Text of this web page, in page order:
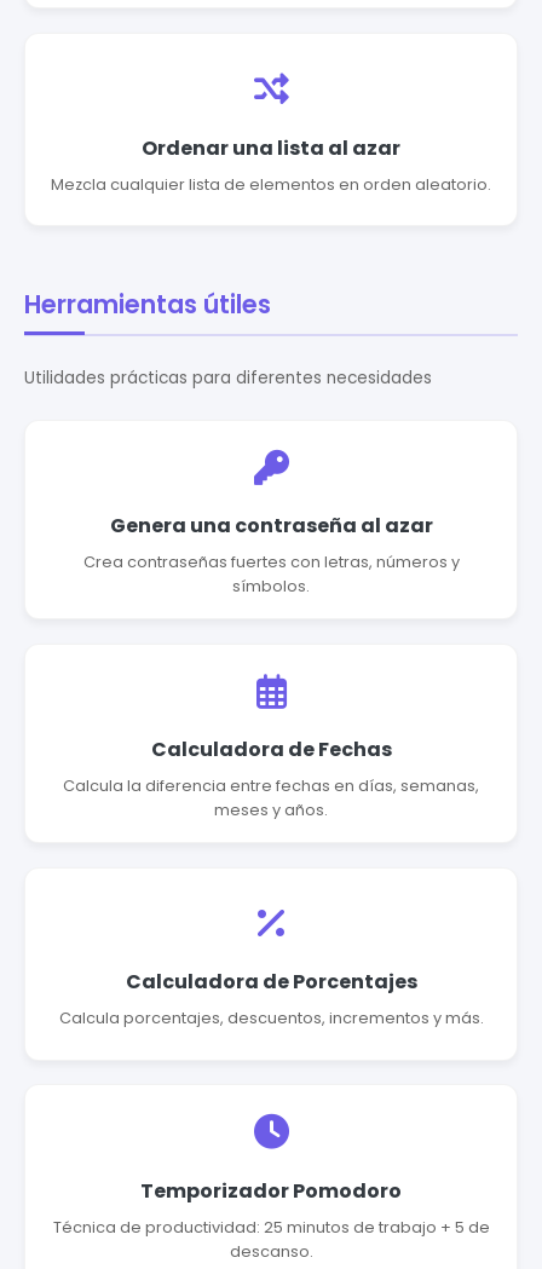
Ordenar una lista al azar
Mezcla cualquier lista de elementos en orden aleatorio.
Herramientas útiles
Utilidades prácticas para diferentes necesidades
Genera una contraseña al azar
Crea contraseñas fuertes con letras, números y
símbolos.
Calculadora de Fechas
Calcula la diferencia entre fechas en días, semanas,
meses y años.
Calculadora de Porcentajes
Calcula porcentajes, descuentos, incrementos y más.
Temporizador Pomodoro
Técnica de productividad: 25 minutos de trabajo + 5 de
descanso.